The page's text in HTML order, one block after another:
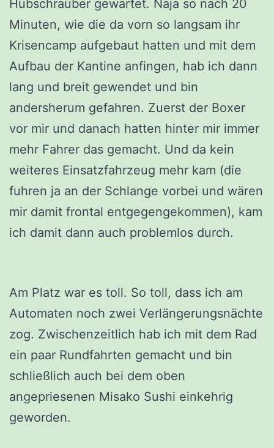
Hubschrauber gewartet. Naja so nach 20
Minuten, wie die da vorn so langsam ihr
Krisencamp aufgebaut hatten und mit dem
Aufbau der Kantine anfingen, hab ich dann
lang und breit gewendet und bin
andersherum gefahren. Zuerst der Boxer
vor mir und danach hatten hinter mir immer
mehr Fahrer das gemacht. Und da kein
weiteres Einsatzfahrzeug mehr kam (die
fuhren ja an der Schlange vorbei und wären
mir damit frontal entgegengekommen), kam
ich damit dann auch problemlos durch.
Am Platz war es toll. So toll, dass ich am
Automaten noch zwei Verlängerungsnächte
zog. Zwischenzeitlich hab ich mit dem Rad
ein paar Rundfahrten gemacht und bin
schließlich auch bei dem oben
angepriesenen Misako Sushi einkehrig
geworden.